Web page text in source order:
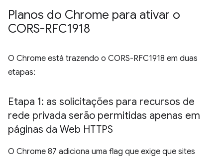
Planos do Chrome para ativar o
CORS-RFC1918
O Chrome está trazendo o CORS-RFC1918 em duas
etapas:
Etapa 1: as solicitações para recursos de
rede privada serão permitidas apenas em
páginas da Web HTTPS
O Chrome 87 adiciona uma flag que exige que sites